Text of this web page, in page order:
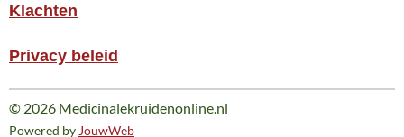
Klachten
Privacy beleid
© 2026 Medicinalekruidenonline.nl
Powered by JouwWeb